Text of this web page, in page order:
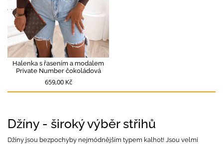
Halenka s řasením a modalem
Private Number čokoládová
659,00 Kč
Džíny - široký výběr střihů
Džíny jsou bezpochyby nejmódnějším typem kalhot! Jsou velmi